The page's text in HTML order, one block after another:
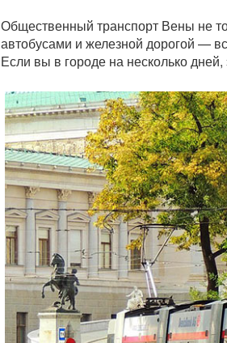
Общественный транспорт Вены не
автобусами и железной дорогой —
Если вы в городе на несколько